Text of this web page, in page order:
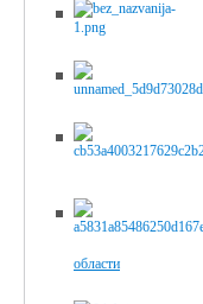
области